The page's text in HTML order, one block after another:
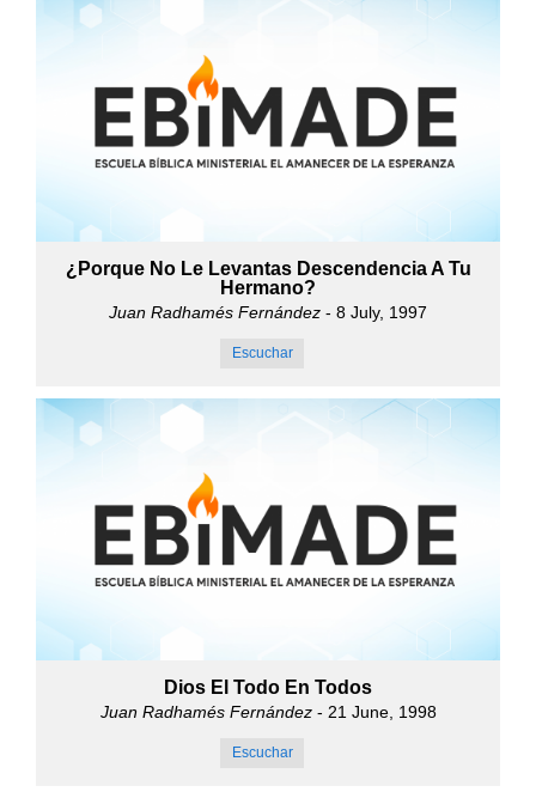
¿Porque No Le Levantas Descendencia A Tu
Hermano?
Juan Radhamés Fernández - 8 July, 1997
Escuchar
Dios El Todo En Todos
Juan Radhamés Fernández- 21 June, 1998
Escuchar